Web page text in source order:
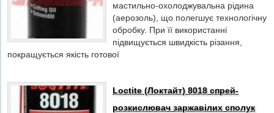
мастильно-охолоджувальна рідина
(аерозоль), що полегшує технологічну
обробку. При її використанні
підвищується швидкість різання,
покращується якість готової
Loctite (Локтайт) 8018 спрей-
розкислювач заржавілих сполук